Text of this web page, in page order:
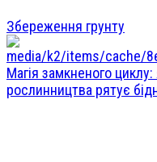
Збереження грунту
Магія замкненого
рослинництва рятує